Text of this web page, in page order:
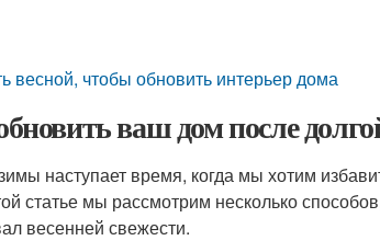
чтобы обновить интерьер дома
ваш дом после
наступает время, когда мы хотим
статье мы рассмотрим несколько
весенней свежести.